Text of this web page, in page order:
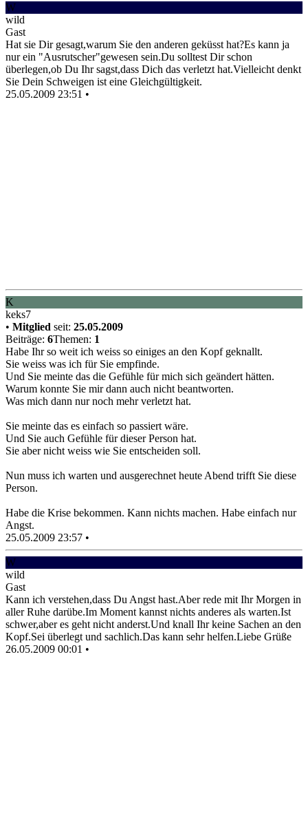
W
wild
Gast
Hat sie Dir gesagt,warum Sie den anderen geküsst hat?Es kann ja
nur ein "Ausrutscher"gewesen sein.Du solltest Dir schon
überlegen,ob Du Ihr sagst,dass Dich das verletzt hat.Vielleicht denkt
Sie Dein Schweigen ist eine Gleichgültigkeit.
25.05.2009 23:51 •
K
keks7
• Mitglied seit: 25.05.2009
Beiträge: 6Themen: 1
Habe Ihr so weit ich weiss so einiges an den Kopf geknallt.
Sie weiss was ich für Sie empfinde.
Und Sie meinte das die Gefühle für mich sich geändert hätten.
Warum konnte Sie mir dann auch nicht beantworten.
Was mich dann nur noch mehr verletzt hat.
Sie meinte das es einfach so passiert wäre.
Und Sie auch Gefühle für dieser Person hat.
Sie aber nicht weiss wie Sie entscheiden soll.
Nun muss ich warten und ausgerechnet heute Abend trifft Sie diese
Person.
Habe die Krise bekommen. Kann nichts machen. Habe einfach nur
Angst.
25.05.2009 23:57 •
W
wild
Gast
Kann ich verstehen,dass Du Angst hast.Aber rede mit Ihr Morgen in
aller Ruhe darübe.Im Moment kannst nichts anderes als warten.Ist
schwer,aber es geht nicht anderst.Und knall Ihr keine Sachen an den
Kopf.Sei überlegt und sachlich.Das kann sehr helfen.Liebe Grüße
26.05.2009 00:01 •